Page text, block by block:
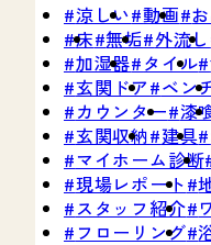
涼しい 動画
床 無垢 外流し
加湿器 タイル
玄関ドア ベン
カウンター 漆
玄関収納 建具
マイホーム診断
現場レポート
スタッフ紹介
フローリング